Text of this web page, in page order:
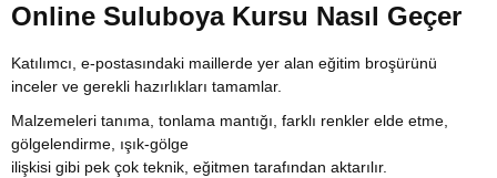
Online Suluboya Kursu Nasıl Geçer
Katılımcı, e-postasındaki maillerde yer alan eğitim broşürünü
inceler ve gerekli hazırlıkları tamamlar.
Malzemeleri tanıma, tonlama mantığı, farklı renkler elde etme,
gölgelendirme, ışık-gölge
ilişkisi gibi pek çok teknik, eğitmen tarafından aktarılır.